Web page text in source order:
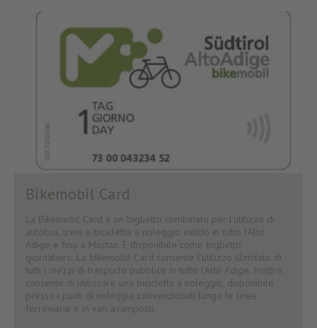
Bikemobil Card
La Bikemobil Card è un biglietto combinato per l'utilizzo di
autobus, treni e biciclette a noleggio valido in tutto l'Alto
Adige e fino a Müstair. È disponibile come biglietto
giornaliero. La bikemobil Card consente l'utilizzo illimitato di
tutti i mezzi di trasporto pubblico in tutto l'Alto Adige. Inoltre,
consente di utilizzare una bicicletta a noleggio, disponibile
presso i punti di noleggio convenzionati lungo le linee
ferroviarie e in vari avamposti.